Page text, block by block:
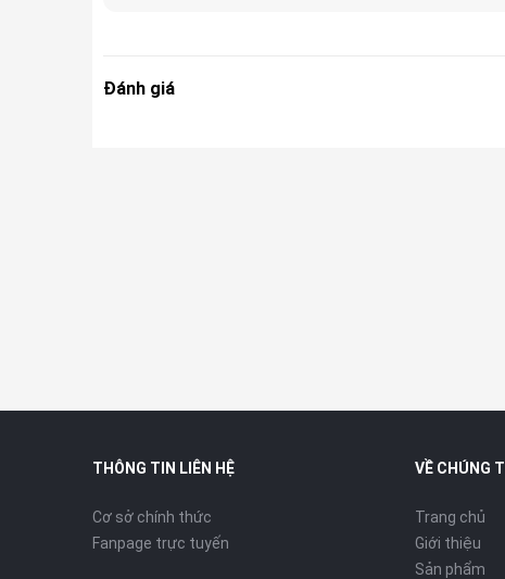
iPhone 11 – Giá tốt, hiệu năng ổn,
Đánh giá
THÔNG TIN LIÊN HỆ
Cơ sở chính thức
Fanpage trực tuyến
VỀ CHÚNG
Trang chủ
Giới thiệu
Sản phẩm